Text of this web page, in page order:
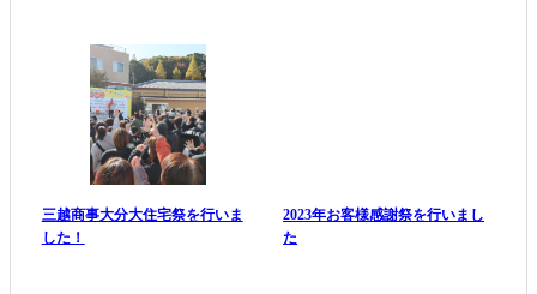
三越商事大分大住宅祭を行いま
した！
2023年お客様感謝祭を行いまし
た